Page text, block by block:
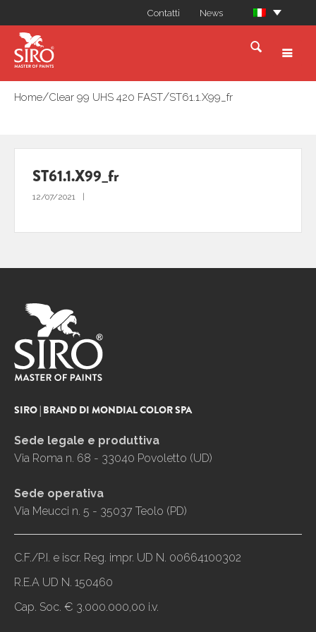
Contatti News
Home/Clear 99 UHS 420 FAST/ST61.1.X99_fr
ST61.1.X99_fr
12/07/2021
SIRO | BRAND DI MONDIAL COLOR SPA
Sede legale e produttiva
Via Roma n. 68 - 33040 Povoletto (UD)
Sede operativa
Via Meucci n. 5 - 35037 Teolo (PD)
C.F./P.I. e iscr. Reg. impr. UD N. 00664100302
R.E.A UD N. 150460
Cap. Soc. € 3.000.000,00 i.v.